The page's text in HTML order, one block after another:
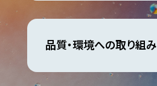
品質・環境への取り組み